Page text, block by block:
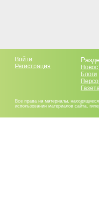
Войти
Регистрация
Блоги
Все права на материалы,
использовании материалов сайта,